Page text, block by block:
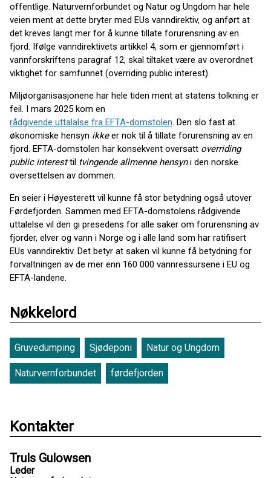
offentlige. Naturvernforbundet og Natur og Ungdom har hele
veien ment at dette bryter med EUs vanndirektiv, og anført at
det kreves langt mer for å kunne tillate forurensning av en
fjord. Ifølge vanndirektivets artikkel 4, som er gjennomført i
vannforskriftens paragraf 12, skal tiltaket være av overordnet
viktighet for samfunnet (overriding public interest).
Miljøorganisasjonene har hele tiden ment at statens tolkning er
feil. I mars 2025 kom en
rådgivende uttalalse fra EFTA-domstolen. Den slo fast at
økonomiske hensyn ikkeer nok til å tillate forurensning av en
fjord. EFTA-domstolen har konsekvent oversatt overriding
public interesttil tvingende allmenne hensyni den norske
oversettelsen av dommen.
En seier i Høyesterett vil kunne få stor betydning også utover
Førdefjorden. Sammen med EFTA-domstolens rådgivende
uttalelse vil den gi presedens for alle saker om forurensning av
fjorder, elver og vann i Norge og i alle land som har ratifisert
EUs vanndirektiv. Det betyr at saken vil kunne få betydning for
forvaltningen av de mer enn 160 000 vannressursene i EU og
EFTA-landene.
Nøkkelord
Gruvedumping Sjødeponi Natur og Ungdom
Naturvernforbundet førdefjorden
Kontakter
Truls Gulowsen
Leder